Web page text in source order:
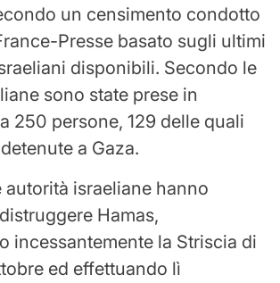
un censimento condotto
Presse basato sugli ultimi
disponibili. Secondo le
sono state prese in
250 persone, 129 delle quali
a Gaza.
autorità israeliane hanno
Hamas,
incessantemente la Striscia di
ed effettuando lì